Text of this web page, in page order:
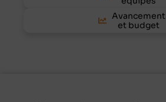
Avancement
et budget